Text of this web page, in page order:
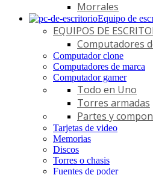
Morrales
Equipo de
EQUIPOS DE
Computadores
Computador clone
Computadores de marca
Computador gamer
Todo en Uno
Torres armadas
Partes y
Tarjetas de video
Memorias
Discos
Torres o chasis
Fuentes de poder